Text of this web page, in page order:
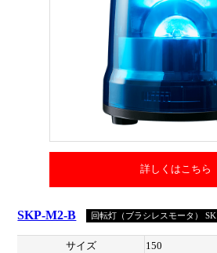
詳しくはこちら
SKP-M2-B 回転灯（ブラシレスモータ） SK
サイズ
150